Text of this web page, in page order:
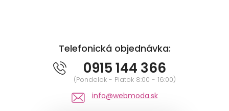
Telefonická objednávka:
0915 144 366
(Pondelok - Piatok 8:00 - 16:00)
info@webmoda.sk